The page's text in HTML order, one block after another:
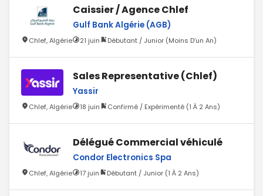
Caissier / Agence Chlef
Gulf Bank Algérie (AGB)
Chlef, Algérie 21 juin Débutant / Junior (Moins D’un An)
Sales Representative (Chlef)
Yassir
Chlef, Algérie 18 juin Confirmé / Expérimenté (1 À 2 Ans)
Délégué Commercial véhiculé
Condor Electronics Spa
Chlef, Algérie 17 juin Débutant / Junior (1 À 2 Ans)